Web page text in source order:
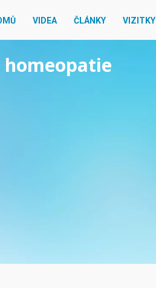
VIDEA ČLÁNKY VIZITKY